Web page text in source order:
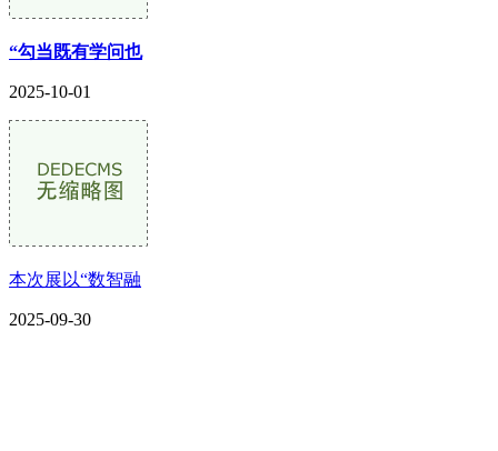
“勾当既有学问也
2025-10-01
本次展以“数智融
2025-09-30